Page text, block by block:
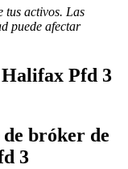
tus activos. Las
puede afectar
Pfd 3
bróker de
3